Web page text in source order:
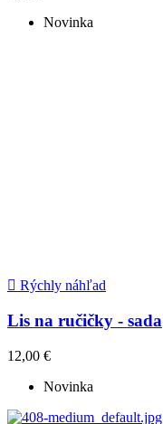
Novinka
 Rýchly náhľad
Lis na ručičky - sada
12,00 €
Novinka